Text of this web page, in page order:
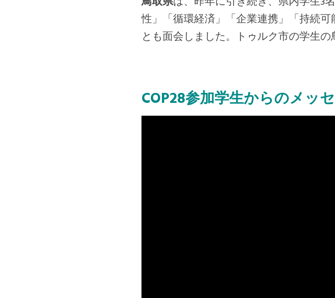
性」「循環経済」「企業連携」「持続
とも面会しました。トゥルク市の学生
COP28参加学生からのメッ